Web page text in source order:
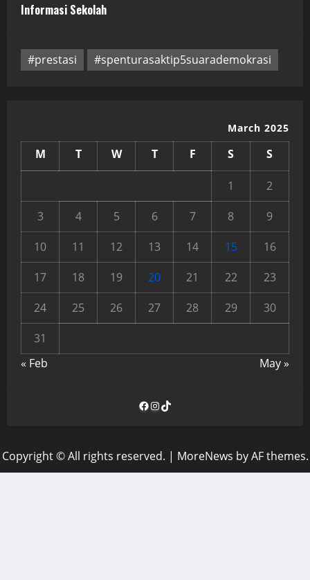
Informasi Sekolah
#prestasi #spenturasaktip5suarademokrasi
March 2025
M T W T F S S
1
2
3
4 5 6 7 8
9
10
11 12 13 14 15
16
17
18 19 20 21 22
23
24
25 26 27 28 29
30
31
« Feb
May »
Facebook
Instagram
TikTok
Copyright © All rights reserved. | MoreNews by AF themes.